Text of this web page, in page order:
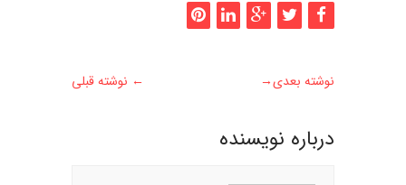
← نوشته قبلی نوشته بعدی→
درباره نويسنده